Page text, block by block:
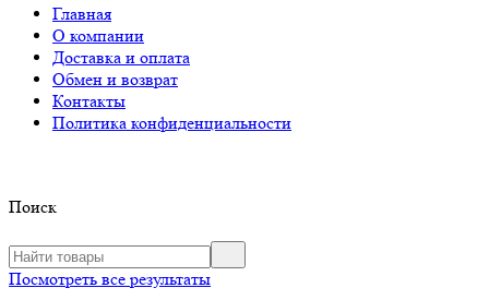
Главная
О компании
Доставка и оплата
Обмен и возврат
Контакты
Политика конфиденциальности
Поиск
Посмотреть все результаты